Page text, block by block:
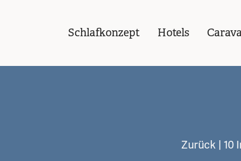
Schlafkonzept Hotels
Zurück |